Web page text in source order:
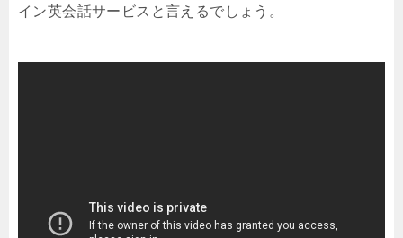
イン英会話サービスと言えるでしょう。